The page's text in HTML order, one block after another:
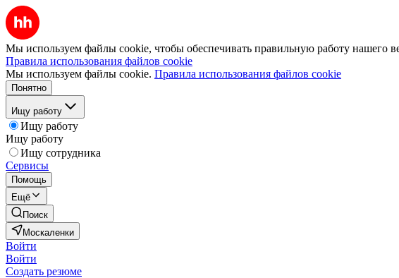
Мы используем файлы cookie, чтобы обеспечивать правильную работу нашего
Правила использования файлов cookie
Мы используем файлы cookie. Правила использования файлов cookie
Понятно
Ищу работу
Ищу работу
Ищу работу
Ищу сотрудника
Сервисы
Помощь
Ещё
Поиск
Москаленки
Войти
Войти
Создать резюме